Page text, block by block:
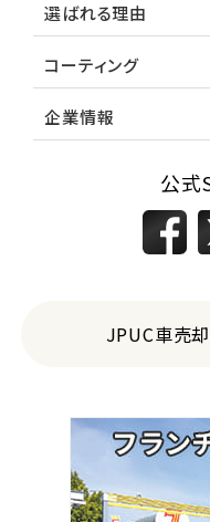
選ばれる理由
コーティング
企業情報
公式
JPUC車売